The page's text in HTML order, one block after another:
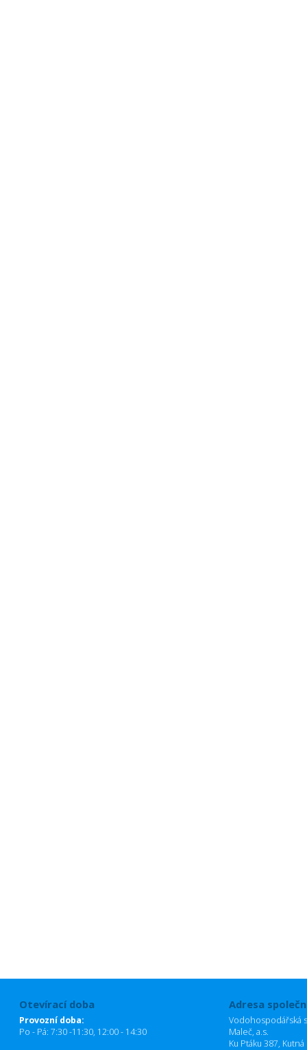
Otevírací doba
Provozní doba:
Po - Pá: 7:30 -11:30, 12:00 - 14:30
Adresa
Vodohospodářská
Maleč, a.s.
Ku Ptáku 387,